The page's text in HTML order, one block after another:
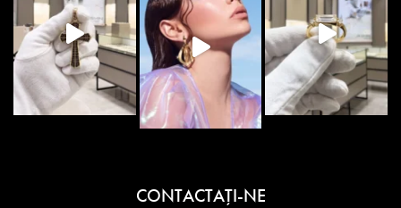
CONTACTAŢI-NE